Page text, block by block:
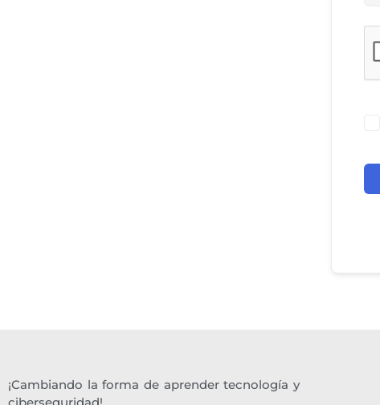
¡Cambiando la forma de aprender tecnología y